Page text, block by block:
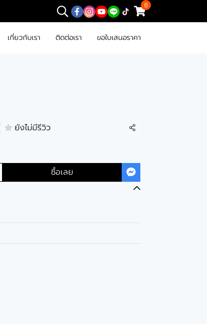
0
เกี่ยวกับเรา ติดต่อเรา ขอใบเสนอราคา
ยังไม่มีรีวิว
แชร์
ซื้อเลย